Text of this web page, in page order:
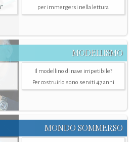
per immergersi nella lettura
MODELLISMO
Il modellino di nave irripetibile?
Per costruirlo sono serviti 47 anni
MONDO SOMMERSO